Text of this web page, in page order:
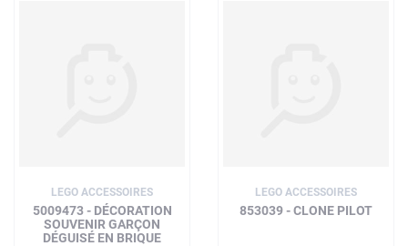
LEGO ACCESSOIRES
5009473 - DÉCORATION
SOUVENIR GARÇON
DÉGUISÉ EN BRIQUE
LEGO ACCESSOIRES
853039 - CLONE PILOT